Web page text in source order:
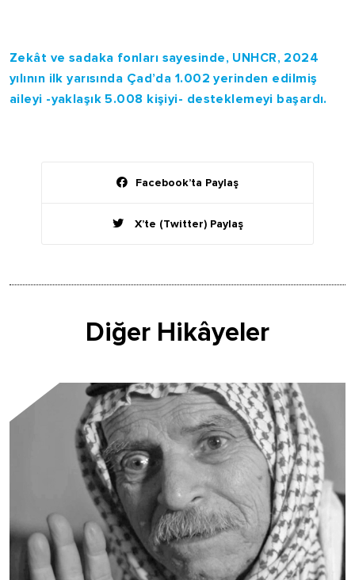
Zekât ve sadaka fonları sayesinde, UNHCR, 2024
yılının ilk yarısında Çad’da 1.002 yerinden edilmiş
aileyi -yaklaşık 5.008 kişiyi- desteklemeyi başardı.
Facebook’ta Paylaş
X’te (Twitter) Paylaş
Diğer Hikâyeler